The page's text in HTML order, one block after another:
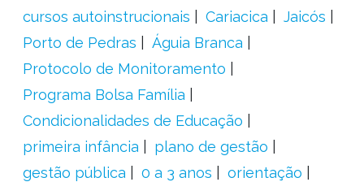
cursos autoinstrucionais
Cariacica
Jaicós
Porto de Pedras
Águia Branca
Protocolo de Monitoramento
Programa Bolsa Família
Condicionalidades de Educação
primeira infância
plano de gestão
gestão pública
0 a 3 anos
orientação